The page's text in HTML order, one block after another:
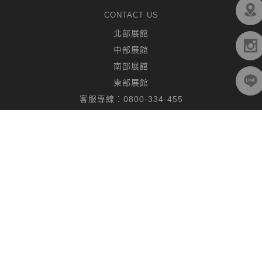
CONTACT US
北部展館
中部展館
南部展館
東部展館
客服專線： 0800-334-455